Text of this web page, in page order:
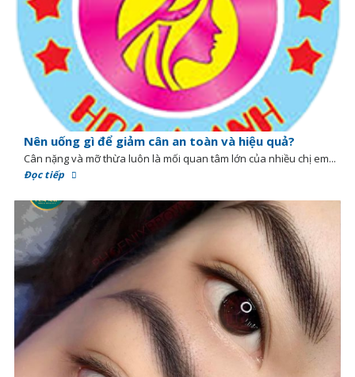
Nên uống gì để giảm cân an toàn và hiệu quả?
Cân nặng và mỡ thừa luôn là mối quan tâm lớn của nhiều chị em...
Đọc tiếp